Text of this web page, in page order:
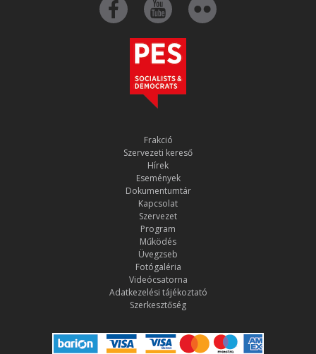
Frakció
Szervezeti kereső
Hírek
Események
Dokumentumtár
Kapcsolat
Szervezet
Program
Működés
Üvegzseb
Fotógaléria
Videócsatorna
Adatkezelési tájékoztató
Szerkesztőség